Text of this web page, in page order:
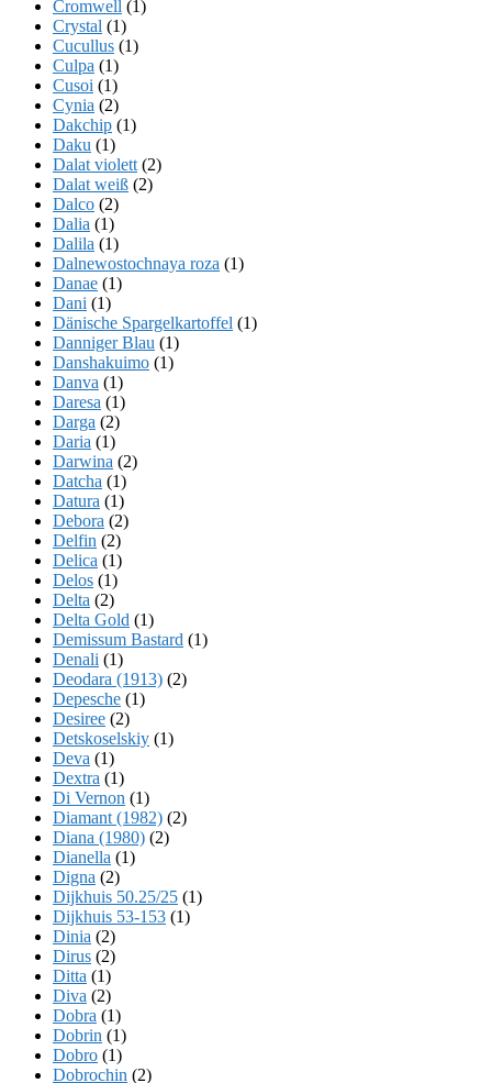
Cromwell (1)
Crystal (1)
Cucullus (1)
Culpa (1)
Cusoi (1)
Cynia (2)
Dakchip (1)
Daku (1)
Dalat violett (2)
Dalat weiß (2)
Dalco (2)
Dalia (1)
Dalila (1)
Dalnewostochnaya roza (1)
Danae (1)
Dani (1)
Dänische Spargelkartoffel (1)
Danniger Blau (1)
Danshakuimo (1)
Danva (1)
Daresa (1)
Darga (2)
Daria (1)
Darwina (2)
Datcha (1)
Datura (1)
Debora (2)
Delfin (2)
Delica (1)
Delos (1)
Delta (2)
Delta Gold (1)
Demissum Bastard (1)
Denali (1)
Deodara (1913) (2)
Depesche (1)
Desiree (2)
Detskoselskiy (1)
Deva (1)
Dextra (1)
Di Vernon (1)
Diamant (1982) (2)
Diana (1980) (2)
Dianella (1)
Digna (2)
Dijkhuis 50.25/25 (1)
Dijkhuis 53-153 (1)
Dinia (2)
Dirus (2)
Ditta (1)
Diva (2)
Dobra (1)
Dobrin (1)
Dobro (1)
Dobrochin (2)